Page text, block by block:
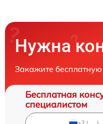
Нужна
Закажите
Бесплатная
специалистом